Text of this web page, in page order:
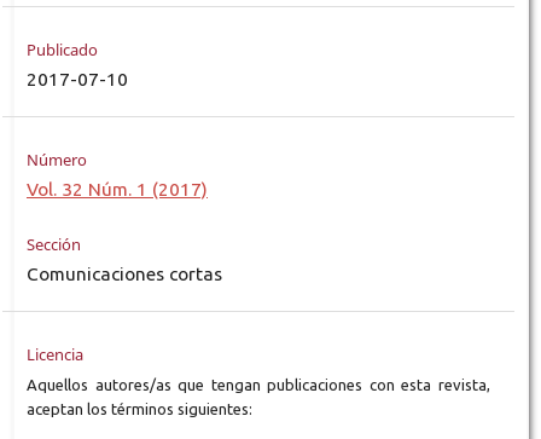
Publicado
2017-07-10
Número
Vol. 32 Núm. 1 (2017)
Sección
Comunicaciones cortas
Licencia
Aquellos autores/as que tengan publicaciones con esta revista,
aceptan los términos siguientes: